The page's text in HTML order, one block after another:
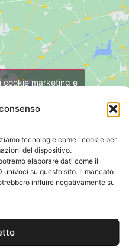
tecnologie come i cookie per
del dispositivo.
elaborare dati come il
univoci su questo sito. Il mancato
influire negativamente su
cookie marketing e